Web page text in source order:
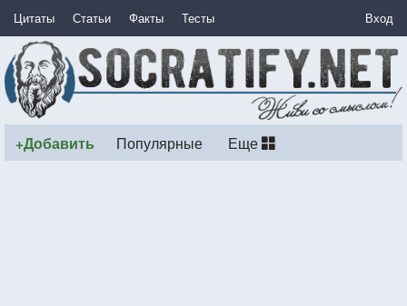
Цитаты Статьи Факты Тесты Вход
+Добавить Популярные Еще